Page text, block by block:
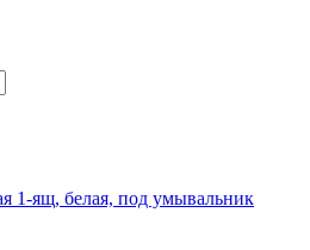
1-ящ, белая, под умывальник